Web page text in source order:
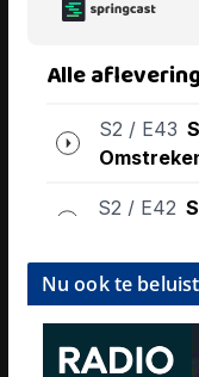
Nu ook te